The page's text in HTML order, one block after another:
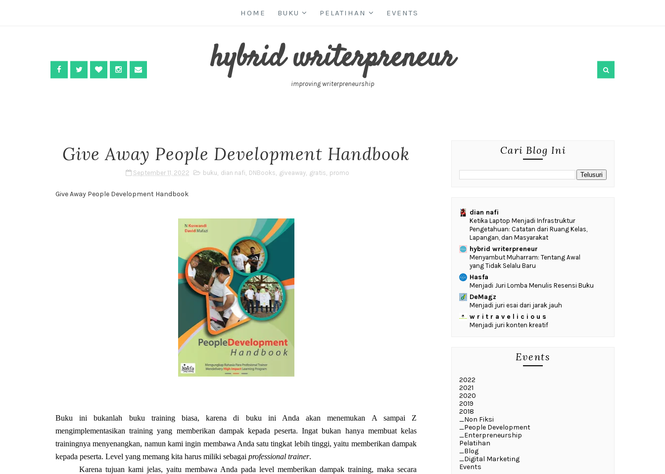
HOME BUKU PELATIHAN EVENTS
hybrid writerpreneur
improving writerpreneurship
Give Away People Development Handbook
September 11, 2022 buku, dian nafi, DNBooks, giveaway, gratis, promo
Give Away People Development Handbook
Buku ini bukanlah buku training biasa, karena di buku ini Anda akan menemukan A sampai Z
mengimplementasikan training yang memberikan dampak kepada peserta. Ingat bukan hanya membuat kelas
trainingnya menyenangkan, namun kami ingin membawa Anda satu tingkat lebih tinggi, yaitu memberikan dampak
kepada peserta. Level yang memang kita harus miliki sebagai professional trainer.
Karena tujuan kami jelas, yaitu membawa Anda pada level memberikan dampak training, maka secara
Cari Blog Ini
dian nafi
Ketika Laptop Menjadi Infrastruktur
Pengetahuan: Catatan dari Ruang Kelas,
Lapangan, dan Masyarakat
hybrid writerpreneur
Menyambut Muharram: Tentang Awal
yang Tidak Selalu Baru
Hasfa
Menjadi Juri Lomba Menulis Resensi Buku
DeMagz
Menjadi juri esai dari jarak jauh
w r i t r a v e l i c i o u s
Menjadi juri konten kreatif
Events
2022
2021
2020
2019
2018
_Non Fiksi
_People Development
_Enterpreneurship
Pelatihan
_Blog
_Digital Marketing
Events